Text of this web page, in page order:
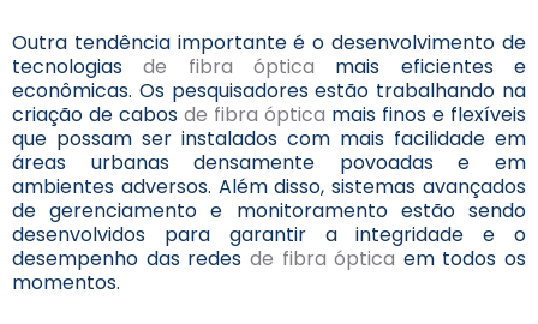
Outra tendência importante é o desenvolvimento de
tecnologiasde fibra óptica mais eficientes e
econômicas. Os pesquisadores estão trabalhando na
criação de cabos de fibra óptica mais finos e flexíveis
que possam ser instalados com mais facilidade em
áreas urbanas densamente povoadas e em
ambientes adversos. Além disso, sistemas avançados
de gerenciamento e monitoramento estão sendo
desenvolvidos para garantir a integridade e o
desempenho das redes de fibra óptica em todos os
momentos.